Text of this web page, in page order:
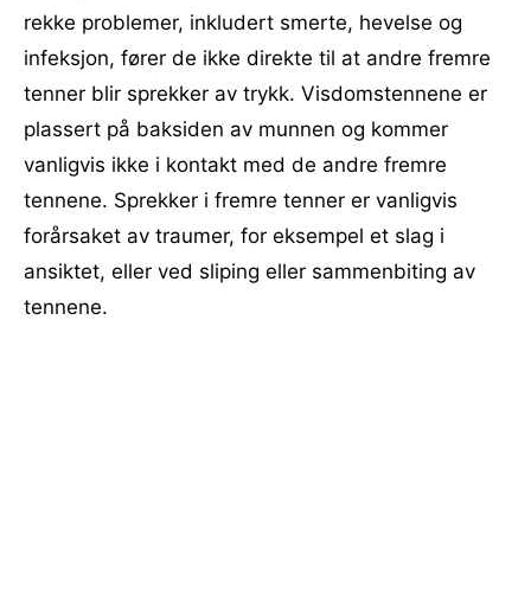
rekke problemer, inkludert smerte, hevelse og
infeksjon, fører de ikke direkte til at andre fremre
tenner blir sprekker av trykk. Visdomstennene er
plassert på baksiden av munnen og kommer
vanligvis ikke i kontakt med de andre fremre
tennene. Sprekker i fremre tenner er vanligvis
forårsaket av traumer, for eksempel et slag i
ansiktet, eller ved sliping eller sammenbiting av
tennene.